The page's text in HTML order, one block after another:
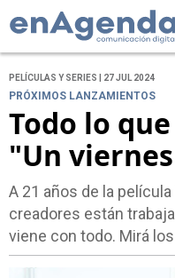
PELÍCULAS Y SERIES | 27 JUL 2024
PRÓXIMOS LANZAMIENTOS
Todo lo
"Un
A 21 años de la
creadores están
viene con todo. Mirá